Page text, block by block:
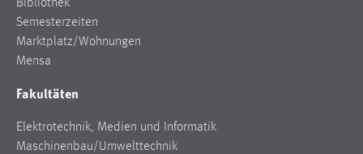
Bibliothek
Semesterzeiten
Marktplatz/Wohnungen
Mensa
Fakultäten
Elektrotechnik, Medien und Informatik
Maschinenbau/Umwelttechnik
Zweck:
einloggen zu können.
24 Stunden